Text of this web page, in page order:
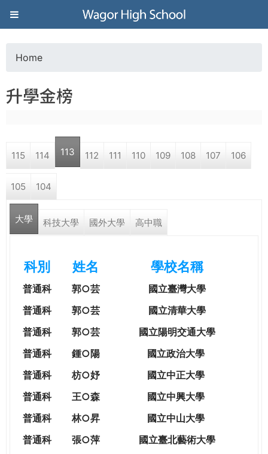
Jump to navigation
葳
格
高
學
o
a
r
e
e
Home
升學金榜
115 114 113 112 111 110 109 108 107 106
105 104
大學 科技大學 國外大學 高中職
科別 姓名 學校名稱
普通科 郭○芸
國立臺灣大學
普通科
郭○芸
國立清華大學
普通科
郭○芸
國立陽明交通大學
普通科
鍾○陽
國立政治大學
普通科
枋○妤
國立中正大學
普通科
王○森
國立中興大學
普通科
林○昇
國立中山大學
普通科
張○萍
國立臺北藝術大學